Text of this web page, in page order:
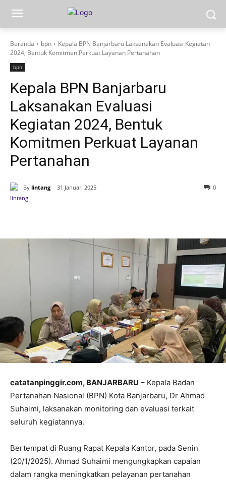
Beranda bpn
Kepala BPN Banjarbaru Laksanakan Evaluasi Kegiatan
2024, Bentuk Komitmen Perkuat Layanan Pertanahan
bpn
Kepala BPN Banjarbaru
Laksanakan Evaluasi
Kegiatan 2024, Bentuk
Komitmen Perkuat Layanan
Pertanahan
By lintang 31 Januari 2025 0
catatanpinggir.com, BANJARBARU – Kepala Badan
Pertanahan Nasional (BPN) Kota Banjarbaru, Dr Ahmad
Suhaimi, laksanakan monitoring dan evaluasi terkait
seluruh kegiatannya.
Bertempat di Ruang Rapat Kepala Kantor, pada Senin
(20/1/2025). Ahmad Suhaimi mengungkapkan capaian
dalam rangka meningkatkan pelayanan pertanahan